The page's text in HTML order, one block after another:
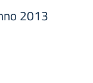
2013